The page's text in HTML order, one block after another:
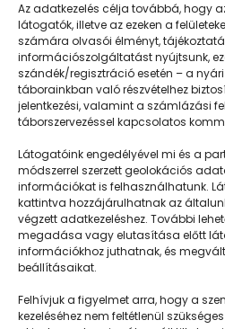
Az adatkezelés célja továbbá, hogy
látogatók, illetve az ezeken a
számára olvasói élményt,
információszolgáltatást nyújtsunk,
szándék/regisztráció esetén – a
táborainkban való részvételhez
jelentkezési, valamint a számlázási
táborszervezéssel kapcsolatos
Látogatóink engedélyével mi és a
módszerrel szerzett geolokációs
információkat is felhasználhatunk.
kattintva hozzájárulhatnak az
végzett adatkezeléshez. További
megadása vagy elutasítása előtt
információkhoz juthatnak, és
beállításaikat.
Felhívjuk a figyelmet arra, hogy a
kezeléséhez nem feltétlenül